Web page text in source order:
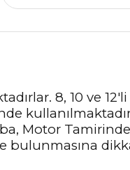
8, 10 ve
Motor
bulunmasına